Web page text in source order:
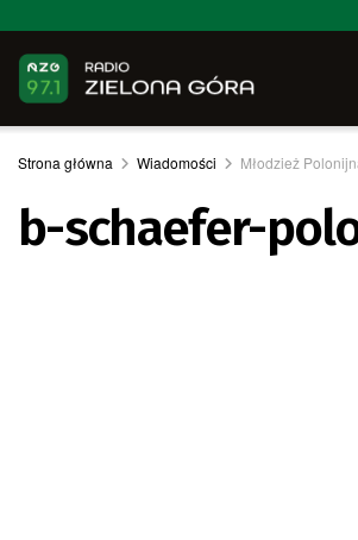
Strona główna Wiadomości Młodzież
b-schaefer-